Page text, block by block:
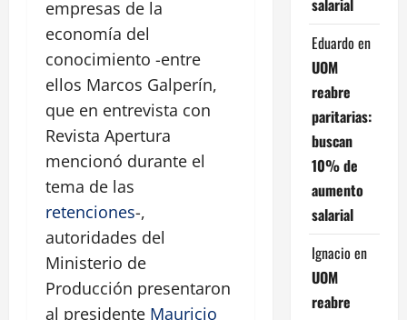
empresas de la
economía del
conocimiento -entre
ellos Marcos Galperín,
que en entrevista con
Revista Apertura
mencionó durante el
tema de las
retenciones-,
autoridades del
Ministerio de
Producción presentaron
al presidente Mauricio
Eduardo en
UOM
reabre
paritarias:
buscan
10% de
aumento
salarial
Ignacio en
UOM
reabre